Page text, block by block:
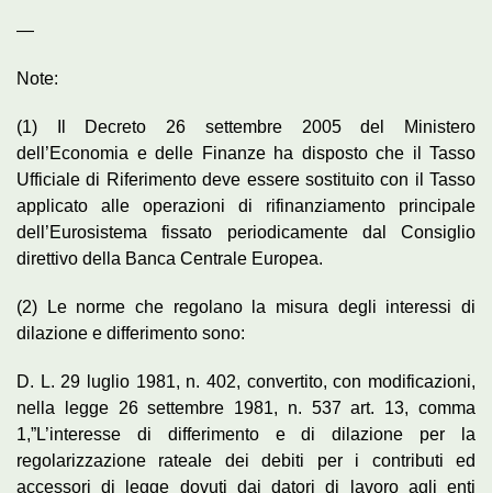
—
Note:
(1) Il Decreto 26 settembre 2005 del Ministero
dell’Economia e delle Finanze ha disposto che il Tasso
Ufficiale di Riferimento deve essere sostituito con il Tasso
applicato alle operazioni di rifinanziamento principale
dell’Eurosistema fissato periodicamente dal Consiglio
direttivo della Banca Centrale Europea.
(2) Le norme che regolano la misura degli interessi di
dilazione e differimento sono:
D. L. 29 luglio 1981, n. 402, convertito, con modificazioni,
nella legge 26 settembre 1981, n. 537 art. 13, comma
1,”L’interesse di differimento e di dilazione per la
regolarizzazione rateale dei debiti per i contributi ed
accessori di legge dovuti dai datori di lavoro agli enti